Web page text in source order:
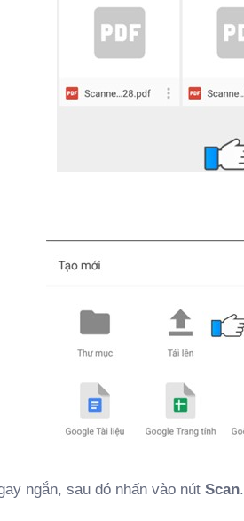
ngắn, sau đó nhấn vào nút Scan.